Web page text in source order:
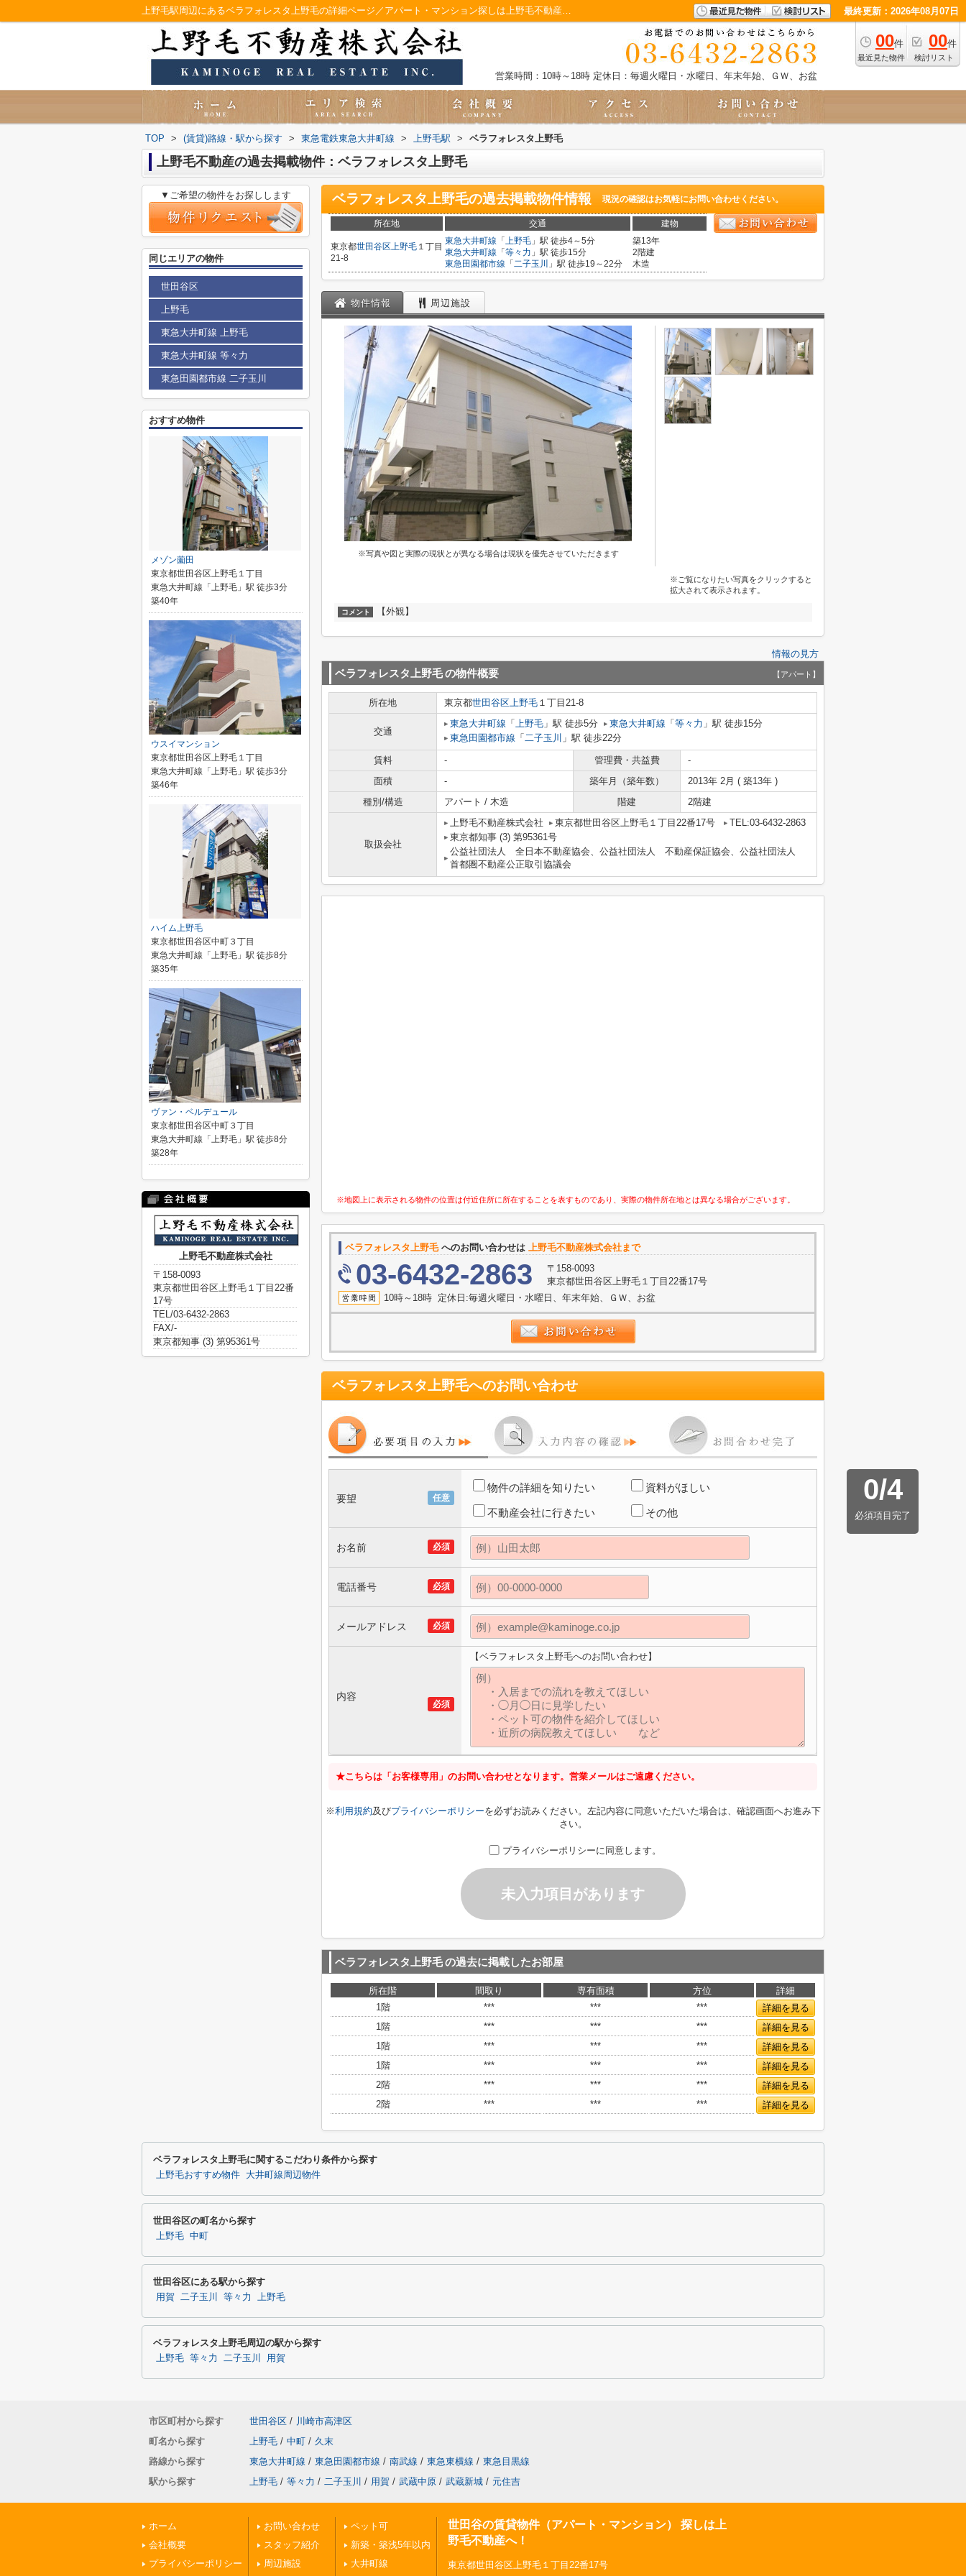
上野毛駅周辺にあるベラフォレスタ上野毛の詳細ページ／アパート・マンション探しは上野毛不動産へ！ 最終更新：2026年08月07日
00件
最近見た物件
00件
検討リスト
営業時間：10時～18時 定休日：毎週火曜日・水曜日、年末年始、ＧＷ、お盆
TOP > (賃貸)路線・駅から探す > 東急電鉄東急大井町線 > 上野毛駅 > ベラフォレスタ上野毛
上野毛不動産の過去掲載物件：ベラフォレスタ上野毛
ベラフォレスタ上野毛の過去掲載物件情報 現況の確認はお気軽にお問い合わせください。
所在地 交通 建物
東京都世田谷区上野毛 １丁目
21-8
東急大井町線 「 上野毛 」駅 徒歩4～5分
東急大井町線 「 等々力 」駅 徒歩15分
東急田園都市線 「 二子玉川 」駅 徒歩19～22分
築13年
2階建
木造
物件情報 周辺施設
※写真や図と実際の現状とが異なる場合は現状を優先させていただきます
※ご覧になりたい写真をクリックすると
拡大されて表示されます。
コメント 【外観】
情報の見方
ベラフォレスタ上野毛の物件概要 【アパート】
所在地 東京都世田谷区上野毛 １丁目21-8
交通
東急大井町線 「 上野毛 」駅 徒歩5分 東急大井町線 「 等々力 」駅 徒歩15分
東急田園都市線 「 二子玉川 」駅 徒歩22分
賃料 - 管理費・共益費
-
面積
- 築年月（築年数）
2013年 2月 ( 築13年 )
種別/構造
アパート / 木造 階建 2階建
取扱会社
上野毛不動産株式会社 東京都世田谷区上野毛１丁目22番17号
TEL:03-6432-2863
東京都知事 (3) 第95361号
公益社団法人 全日本不動産協会、公益社団法人 不動産保証協会、公益社団法人
首都圏不動産公正取引協議会
※地図上に表示される物件の位置は付近住所に所在することを表すものであり、実際の物件所在地とは異なる場合がございます。
ベラフォレスタ上野毛へのお問い合わせは 上野毛不動産株式会社まで
03-6432-2863
〒158-0093
東京都世田谷区上野毛１丁目22番17号
10時～18時 定休日:毎週火曜日・水曜日、年末年始、ＧＷ、お盆
ベラフォレスタ上野毛へのお問い合わせ
0/4
必須項目完了
任意
要望
物件の詳細を知りたい 資料がほしい
不動産会社に行きたい その他
必須
お名前
必須
電話番号
必須
メールアドレス
必須
内容
【ベラフォレスタ上野毛へのお問い合わせ】
★こちらは「お客様専用」のお問い合わせとなります。営業メールはご遠慮ください。
※利用規約及びプライバシーポリシーを必ずお読みください。左記内容に同意いただいた場合は、確認画面へお進み下
さい。
プライバシーポリシーに同意します。
未入力項目があります
ベラフォレスタ上野毛の過去に掲載したお部屋
所在階 間取り 専有面積 方位
詳細
1階
*** *** ***
詳細を見る
1階
*** *** ***
詳細を見る
1階
*** *** ***
詳細を見る
1階
*** *** ***
詳細を見る
2階
*** *** ***
詳細を見る
2階
*** *** *** 詳細を見る
▼ご希望の物件をお探しします
同じエリアの物件
世田谷区
上野毛
東急大井町線 上野毛
東急大井町線 等々力
東急田園都市線 二子玉川
おすすめ物件
メゾン薗田
東京都世田谷区上野毛１丁目
東急大井町線「上野毛」駅 徒歩3分
築40年
ウスイマンション
東京都世田谷区上野毛１丁目
東急大井町線「上野毛」駅 徒歩3分
築46年
ハイム上野毛
東京都世田谷区中町３丁目
東急大井町線「上野毛」駅 徒歩8分
築35年
ヴァン・ベルデュール
東京都世田谷区中町３丁目
東急大井町線「上野毛」駅 徒歩8分
築28年
上野毛不動産株式会社
〒158-0093
東京都世田谷区上野毛１丁目22番
17号
TEL/03-6432-2863
FAX/-
東京都知事 (3) 第95361号
ベラフォレスタ上野毛に関するこだわり条件から探す
上野毛おすすめ物件 大井町線周辺物件
世田谷区の町名から探す
上野毛 中町
世田谷区にある駅から探す
用賀 二子玉川 等々力 上野毛
ベラフォレスタ上野毛周辺の駅から探す
上野毛 等々力 二子玉川 用賀
市区町村から探す 世田谷区 / 川崎市高津区
町名から探す
上野毛 / 中町 / 久末
路線から探す
東急大井町線 / 東急田園都市線 / 南武線 / 東急東横線 / 東急目黒線
駅から探す
上野毛 / 等々力 / 二子玉川 / 用賀 / 武蔵中原 / 武蔵新城 / 元住吉
ホーム
会社概要
プライバシーポリシー
お問い合わせ
スタッフ紹介
周辺施設
ペット可
新築・築浅5年以内
大井町線
世田谷の賃貸物件（アパート・マンション） 探しは上
野毛不動産へ！
東京都世田谷区上野毛１丁目22番17号